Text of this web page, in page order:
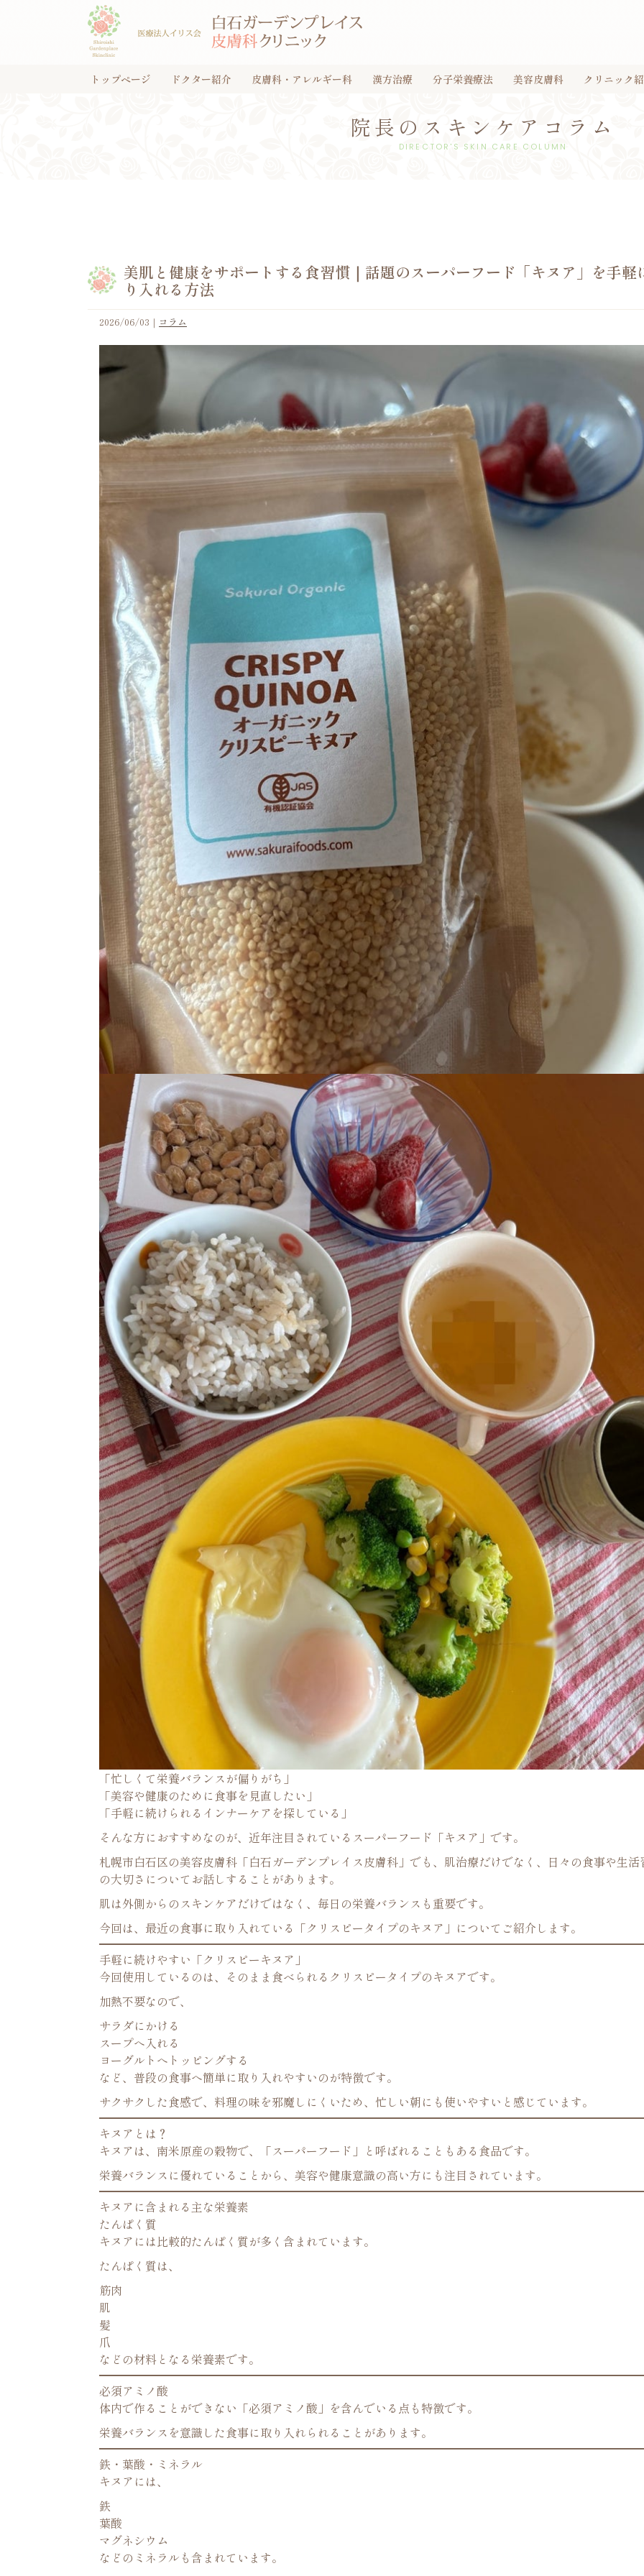
トップページ ドクター紹介 皮膚科・アレルギー科 漢方治療 分子栄養療法 美容皮膚科 クリニック
院長のスキンケアコラム
DIRECTOR'S SKIN CARE COLUMN
美肌と健康をサポートする食習慣｜話題のスーパーフード「キヌア」を手軽
り入れる方法
2026/06/03 ｜ コラム
「忙しくて栄養バランスが偏りがち」
「美容や健康のために食事を見直したい」
「手軽に続けられるインナーケアを探している」
そんな方におすすめなのが、近年注目されているスーパーフード「キヌア」です。
札幌市白石区の美容皮膚科「白石ガーデンプレイス皮膚科」でも、肌治療だけでなく、日々の食事や生活
の大切さについてお話しすることがあります。
肌は外側からのスキンケアだけではなく、毎日の栄養バランスも重要です。
今回は、最近の食事に取り入れている「クリスピータイプのキヌア」についてご紹介します。
手軽に続けやすい「クリスピーキヌア」
今回使用しているのは、そのまま食べられるクリスピータイプのキヌアです。
加熱不要なので、
サラダにかける
スープへ入れる
ヨーグルトへトッピングする
など、普段の食事へ簡単に取り入れやすいのが特徴です。
サクサクした食感で、料理の味を邪魔しにくいため、忙しい朝にも使いやすいと感じています。
キヌアとは？
キヌアは、南米原産の穀物で、「スーパーフード」と呼ばれることもある食品です。
栄養バランスに優れていることから、美容や健康意識の高い方にも注目されています。
キヌアに含まれる主な栄養素
たんぱく質
キヌアには比較的たんぱく質が多く含まれています。
たんぱく質は、
筋肉
肌
髪
爪
などの材料となる栄養素です。
必須アミノ酸
体内で作ることができない「必須アミノ酸」を含んでいる点も特徴です。
栄養バランスを意識した食事に取り入れられることがあります。
鉄・葉酸・ミネラル
キヌアには、
鉄
葉酸
マグネシウム
などのミネラルも含まれています。